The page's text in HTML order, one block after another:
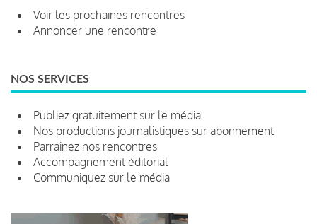
Voir les prochaines rencontres
Annoncer une rencontre
NOS SERVICES
Publiez gratuitement sur le média
Nos productions journalistiques sur abonnement
Parrainez nos rencontres
Accompagnement éditorial
Communiquez sur le média